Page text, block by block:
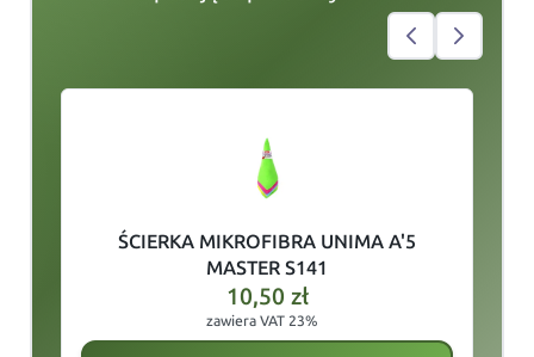
ŚCIERKA MIKROFIBRA UNIMA A'5
MASTER S141
10,50 zł
zawiera VAT 23%